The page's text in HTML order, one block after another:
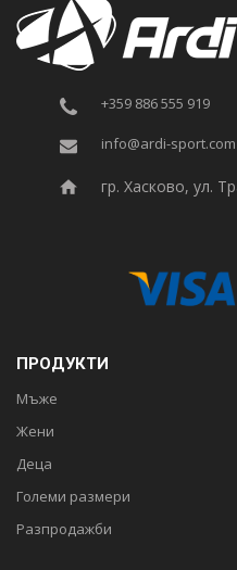
+359 886 555 919
info@ardi-sport.com
гр. Хасково, ул.
ПРОДУКТИ
Мъже
Жени
Деца
Големи размери
Разпродажби